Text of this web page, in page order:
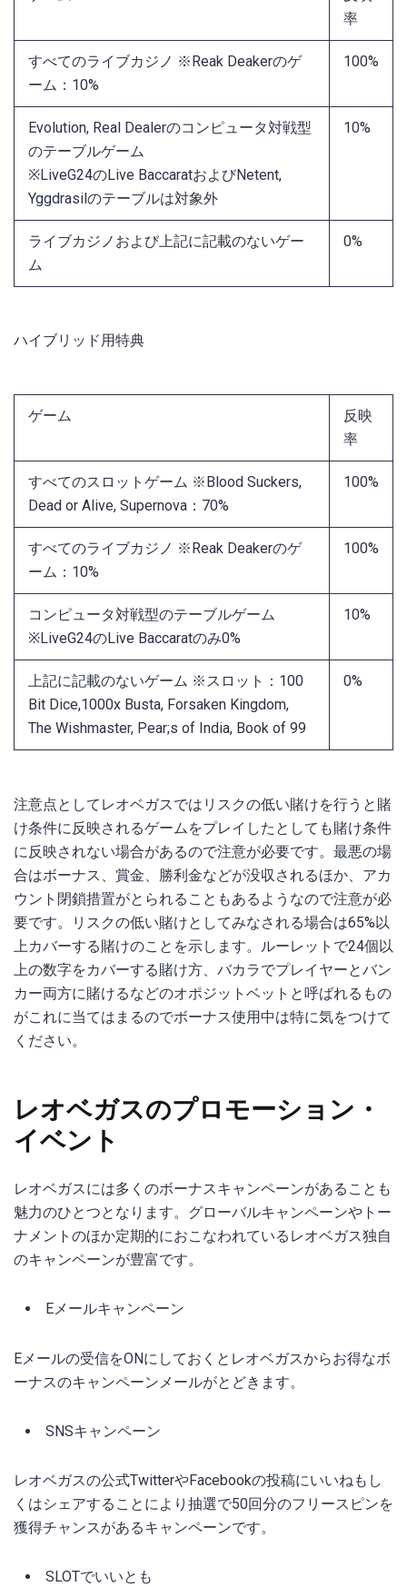
率
すべてのライブカジノ ※Reak Deakerのゲ
ーム：10%
100%
Evolution, Real Dealerのコンピュータ対戦型
のテーブルゲーム
※LiveG24のLive BaccaratおよびNetent,
Yggdrasilのテーブルは対象外
10%
ライブカジノおよび上記に記載のないゲー
ム
0%
ハイブリッド用特典
ゲーム
反映
率
すべてのスロットゲーム ※Blood Suckers,
Dead or Alive, Supernova：70%
100%
すべてのライブカジノ ※Reak Deakerのゲ
ーム：10%
100%
コンピュータ対戦型のテーブルゲーム
※LiveG24のLive Baccaratのみ0%
10%
上記に記載のないゲーム ※スロット：100
Bit Dice,1000x Busta, Forsaken Kingdom,
The Wishmaster, Pear;s of India, Book of 99
0%
注意点としてレオベガスではリスクの低い賭けを行うと賭
け条件に反映されるゲームをプレイしたとしても賭け条件
に反映されない場合があるので注意が必要です。最悪の場
合はボーナス、賞金、勝利金などが没収されるほか、アカ
ウント閉鎖措置がとられることもあるようなので注意が必
要です。リスクの低い賭けとしてみなされる場合は65%以
上カバーする賭けのことを示します。ルーレットで24個以
上の数字をカバーする賭け方、バカラでプレイヤーとバン
カー両方に賭けるなどのオポジットベットと呼ばれるもの
がこれに当てはまるのでボーナス使用中は特に気をつけて
ください。
レオベガスのプロモーション・
イベント
レオベガスには多くのボーナスキャンペーンがあることも
魅力のひとつとなります。グローバルキャンペーンやトー
ナメントのほか定期的におこなわれているレオベガス独自
のキャンペーンが豊富です。
Eメールキャンペーン
Eメールの受信をONにしておくとレオベガスからお得なボ
ーナスのキャンペーンメールがとどきます。
SNSキャンペーン
レオベガスの公式TwitterやFacebookの投稿にいいねもし
くはシェアすることにより抽選で50回分のフリースピンを
獲得チャンスがあるキャンペーンです。
SLOTでいいとも